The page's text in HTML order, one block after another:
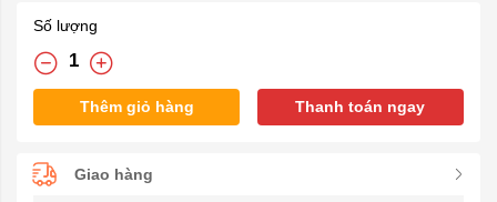
Số lượng
Thêm giỏ hàng Thanh toán ngay
Giao hàng